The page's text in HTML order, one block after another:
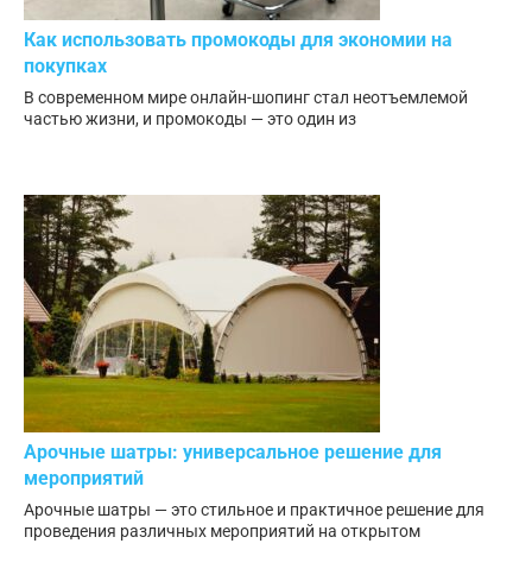
Как использовать промокоды для экономии на
покупках
В современном мире онлайн-шопинг стал неотъемлемой
частью жизни, и промокоды — это один из
Арочные шатры: универсальное решение для
мероприятий
Арочные шатры — это стильное и практичное решение для
проведения различных мероприятий на открытом